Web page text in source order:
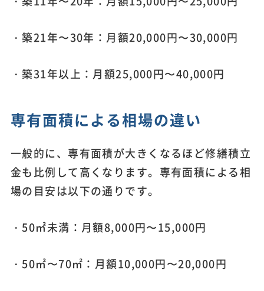
・築21年〜30年：月額20,000円〜30,000円
・築31年以上：月額25,000円〜40,000円
専有面積による相場の違い
一般的に、専有面積が大きくなるほど修繕積立
金も比例して高くなります。専有面積による相
場の目安は以下の通りです。
・50㎡未満：月額8,000円〜15,000円
・50㎡〜70㎡：月額10,000円〜20,000円